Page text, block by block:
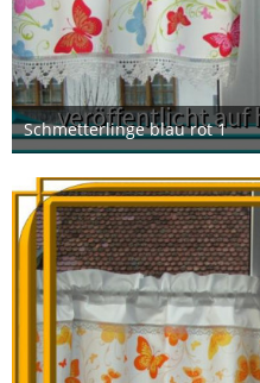
Schmetterlinge blau rot 1
3. Februar 2013